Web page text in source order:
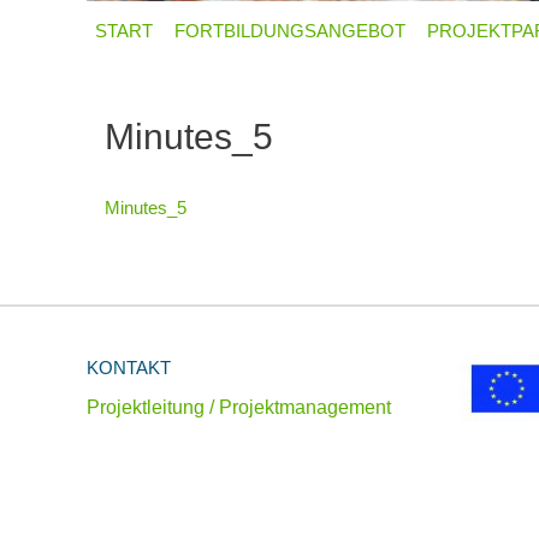
START FORTBILDUNGSANGEBOT
Minutes_5
Minutes_5
KONTAKT
Projektleitung / Projektmanagement